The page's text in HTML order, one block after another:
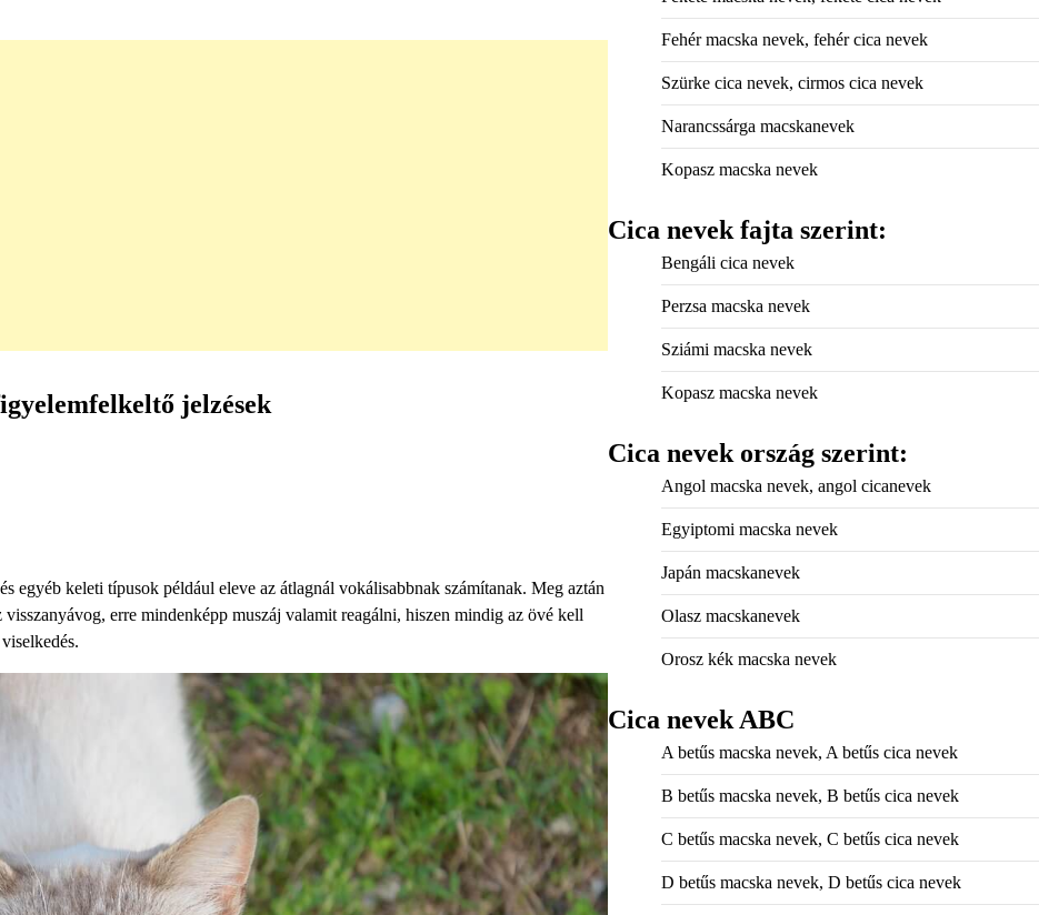
jelzések
egyéb keleti típusok például eleve az átlagnál vokálisabbnak számítanak. Meg aztán
erre mindenképp muszáj valamit reagálni, hiszen mindig az övé kell
Fehér macska nevek, fehér cica nevek
Szürke cica nevek, cirmos cica nevek
Narancssárga macskanevek
Kopasz macska nevek
Cica nevek fajta szerint:
Bengáli cica nevek
Perzsa macska nevek
Sziámi macska nevek
Kopasz macska nevek
Cica nevek ország szerint:
Angol macska nevek, angol cicanevek
Egyiptomi macska nevek
Japán macskanevek
Olasz macskanevek
Orosz kék macska nevek
Cica nevek ABC
A betűs macska nevek, A betűs cica nevek
B betűs macska nevek, B betűs cica nevek
C betűs macska nevek, C betűs cica nevek
D betűs macska nevek, D betűs cica nevek